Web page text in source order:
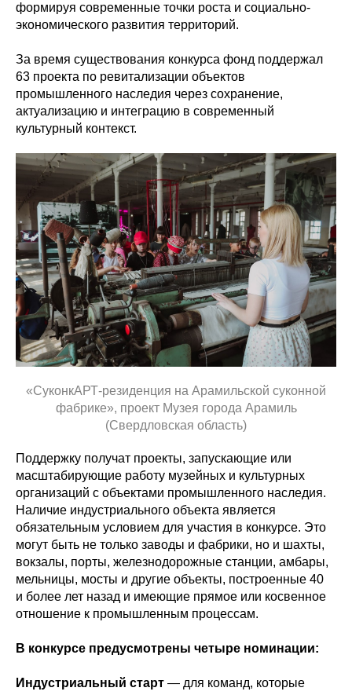
формируя современные точки роста и социально-
экономического развития территорий.
За время существования конкурса фонд поддержал
63 проекта по ревитализации объектов
промышленного наследия через сохранение,
актуализацию и интеграцию в современный
культурный контекст.
«СуконкАРТ-резиденция на Арамильской суконной
фабрике», проект Музея города Арамиль
(Свердловская область)
Поддержку получат проекты, запускающие или
масштабирующие работу музейных и культурных
организаций с объектами промышленного наследия.
Наличие индустриального объекта является
обязательным условием для участия в конкурсе. Это
могут быть не только заводы и фабрики, но и шахты,
вокзалы, порты, железнодорожные станции, амбары,
мельницы, мосты и другие объекты, построенные 40
и более лет назад и имеющие прямое или косвенное
отношение к промышленным процессам.
В конкурсе предусмотрены четыре номинации:
Индустриальный старт — для команд, которые